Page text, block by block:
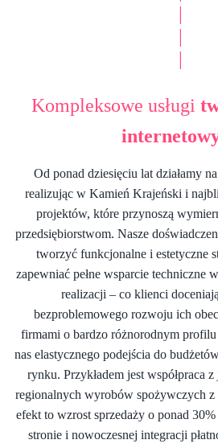
Kompleksowe usługi
Od ponad dziesięciu lat działamy
realizując w Kamień Krajeński i
projektów, które przynoszą
przedsiębiorstwom. Nasze
tworzyć funkcjonalne i estetyczne
zapewniać pełne wsparcie techniczne
realizacji – co klienci
bezproblemowego rozwoju ich
firmami o bardzo różnorodnym
nas elastycznego podejścia do
rynku. Przykładem jest współpraca
regionalnych wyrobów spożywczych
efekt to wzrost sprzedaży o ponad
stronie i nowoczesnej integracji